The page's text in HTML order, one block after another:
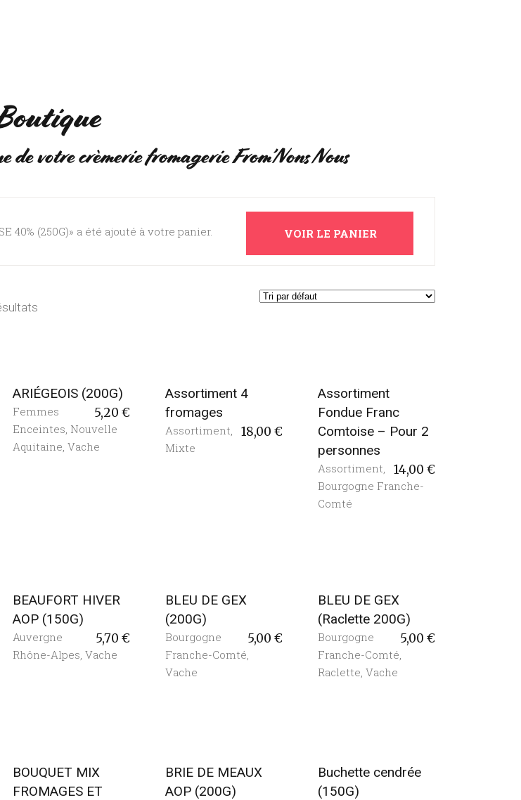
votre crèmerie fromagerie From’Nons Nous
VOIR LE PANIER
40% (250G)» a été ajouté à votre panier.
ARIÉGEOIS (200G)
5,20€
Femmes
Enceintes Nouvelle
Aquitaine ,Vache
Assortiment 4
fromages
18,00€
Assortiment
Mixte
Assortiment
Fondue Franc
Comtoise – Pour 2
personnes
14,00 €
Assortiment
Bourgogne Franche-
Comté
BEAUFORT HIVER
AOP (150G)
5,70€
Auvergne
Rhône-Alpes,Vache
BLEU DE GEX
(200G)
5,00€
Bourgogne
Franche-Comté,
Vache
BLEU DE GEX
(Raclette 200G)
5,00 €
Bourgogne
Franche-Comté,
Raclette,Vache
BOUQUET MIX
FROMAGES ET
BRIE DE MEAUX
AOP (200G)
Buchette cendrée
(150G)